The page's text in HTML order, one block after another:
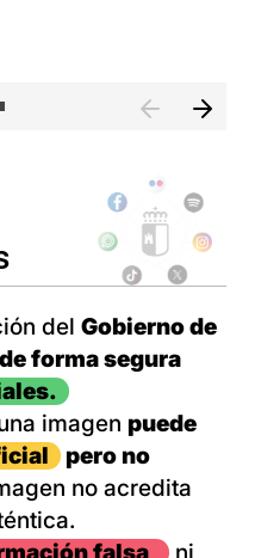
del Gobierno de
forma segura
imagen puede
pero no
no acredita